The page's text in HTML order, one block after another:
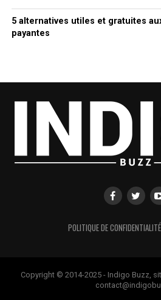
5 alternatives utiles et gratuites
payantes
POLITIQUE DE CONFIDENTIALITÉ
Copyright © 2014-2025 - Indigo Buzz,